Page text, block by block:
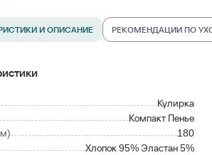
И ОПИСАНИЕ РЕКОМЕНДАЦИИ ПО
Кулирка
Компакт Пенье
180
Хлопок 95% Эластан 5%